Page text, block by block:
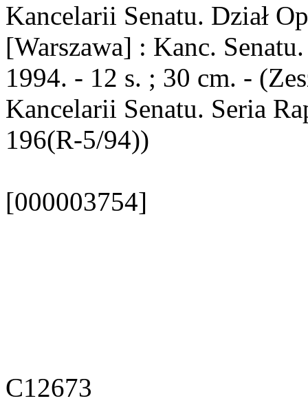
Kancelarii Senatu. Dział
[Warszawa] : Kanc.
1994. - 12 s. ; 30 cm. -
Kancelarii Senatu. Seria
196(R-5/94))
[000003754]
C12673